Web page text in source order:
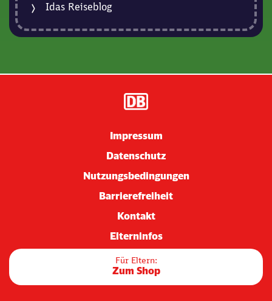
Idas Reiseblog
Impressum
Datenschutz
Nutzungsbedingungen
Barrierefreiheit
Kontakt
Elterninfos
Für Eltern:
Zum Shop